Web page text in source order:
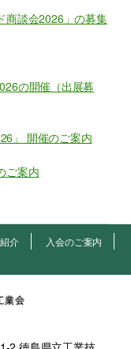
商談会2026」の募集
の開催（出展募
」 開催のご案内
ご案内
介
入会のご案内